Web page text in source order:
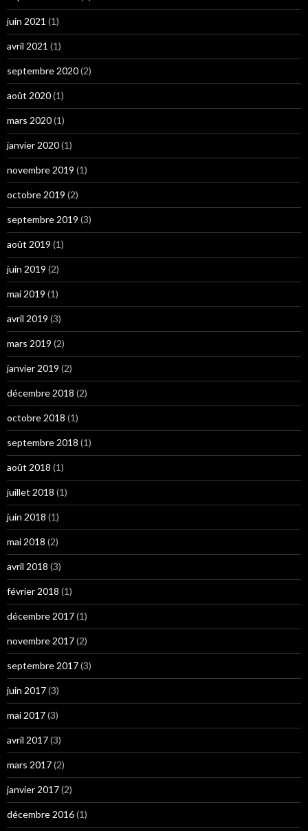
juin 2021 (1)
avril 2021 (1)
septembre 2020(2)
août 2020(1)
mars 2020(1)
janvier 2020(1)
novembre 2019 (1)
octobre 2019 (2)
septembre 2019 (3)
août 2019 (1)
juin 2019 (2)
mai 2019 (1)
avril 2019 (3)
mars 2019 (2)
janvier 2019 (2)
décembre 2018 (2)
octobre 2018 (1)
septembre 2018 (1)
août 2018 (1)
juillet 2018 (1)
juin 2018 (1)
mai 2018 (2)
avril 2018 (3)
février 2018 (1)
décembre 2017(1)
novembre 2017(2)
septembre 2017(3)
juin 2017(3)
mai 2017(3)
avril 2017(3)
mars 2017(2)
janvier 2017(2)
décembre 2016(1)